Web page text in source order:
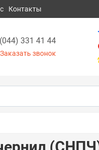
Контакты
(044) 331 41 44
Заказать звонок